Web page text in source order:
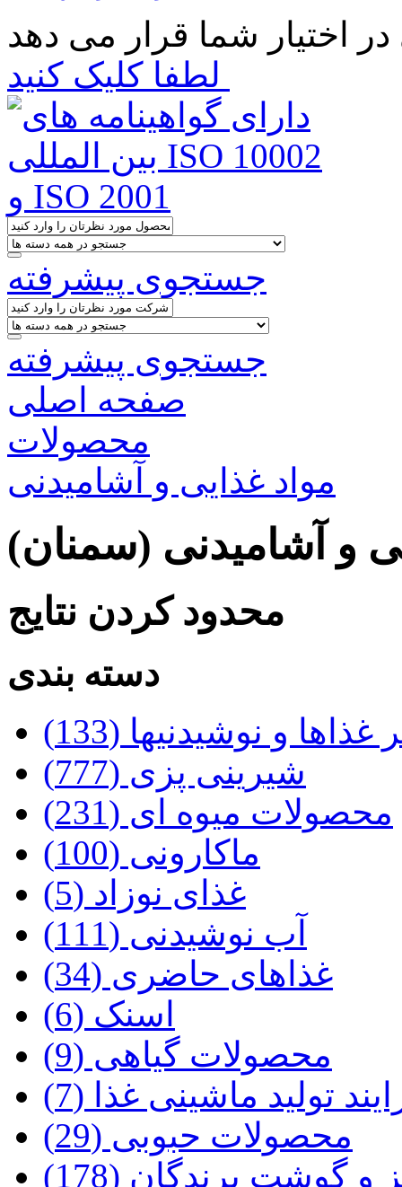
جستجوی پیشرفته
جستجوی پیشرفته
صفحه اصلی
محصولات
مواد غذایی و آشامیدنی
و آشامیدنی (سمنان‌)
محدود کردن نتایج
دسته بندی
غذاها و نوشیدنیها (133)
شیرینی پزی (777)
محصولات میوه ای (231)
ماکارونی (100)
غذای نوزاد (5)
آب نوشیدنی (111)
غذاهای حاضری (34)
اسنک (6)
محصولات گیاهی (9)
تولید ماشینی غذا (7)
محصولات حبوبی (29)
گوشت پرندگان (178)